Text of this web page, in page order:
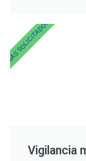
Vigilancia
MÁS SOLICITADOS